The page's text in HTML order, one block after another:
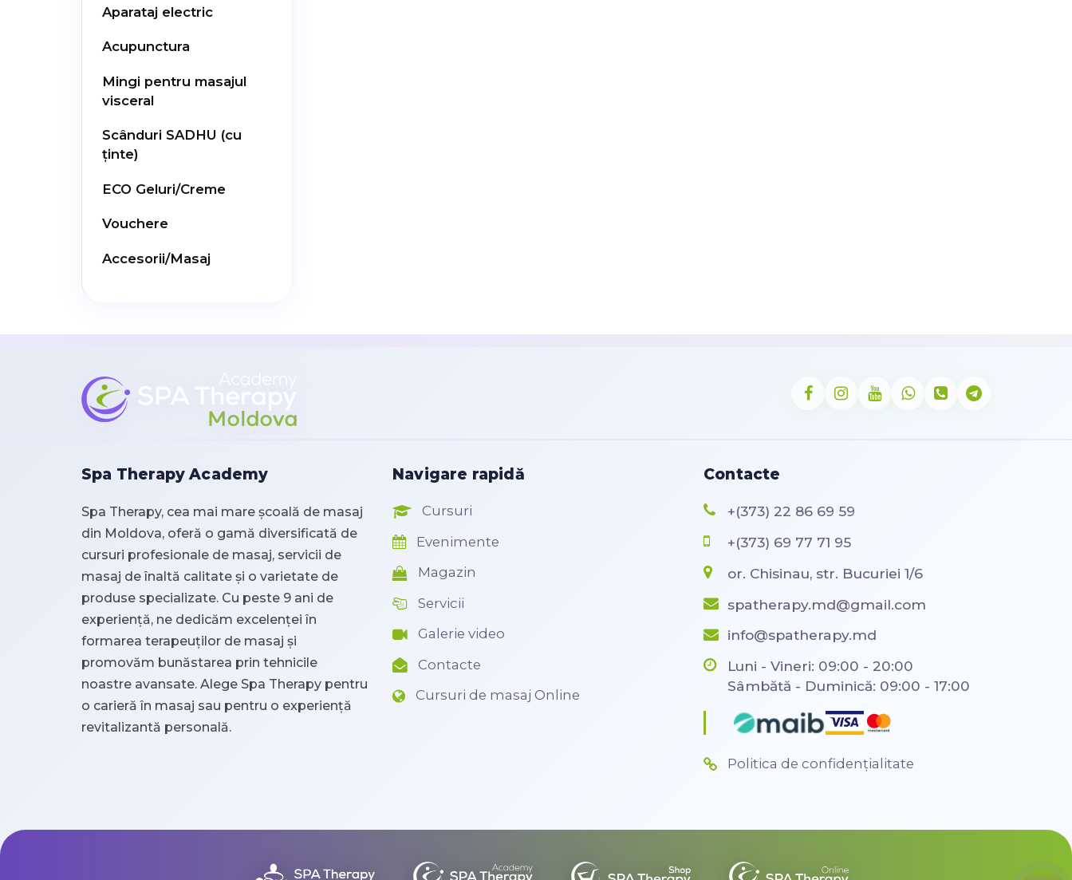
Aparataj electric
Acupunctura
Mingi pentru masajul
visceral
Scânduri SADHU (cu
ținte)
ECO Geluri/Creme
Vouchere
Accesorii/Masaj
Spa Therapy Academy
Spa Therapy, cea mai mare școală de masaj
din Moldova, oferă o gamă diversificată de
cursuri profesionale de masaj, servicii de
masaj de înaltă calitate și o varietate de
produse specializate. Cu peste 9 ani de
experiență, ne dedicăm excelenței în
formarea terapeuților de masaj și
promovăm bunăstarea prin tehnicile
noastre avansate. Alege Spa Therapy pentru
o carieră în masaj sau pentru o experiență
revitalizantă personală.
Navigare rapidă
Cursuri
Evenimente
Magazin
Servicii
Galerie video
Contacte
Cursuri de masaj Online
Contacte
+(373) 22 86 69 59
+(373) 69 77 71 95
or. Chisinau, str. Bucuriei 1/6
spatherapy.md@gmail.com
info@spatherapy.md
Luni - Vineri: 09:00 - 20:00
Sâmbătă - Duminică: 09:00 - 17:00
Politica de confidențialitate